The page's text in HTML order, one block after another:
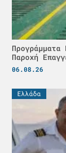
Προγράμματα
Παροχή
06.08.26
Ελλάδα